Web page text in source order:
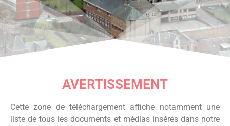
AVERTISSEMENT
Cette zone de téléchargement affiche notamment une
liste de tous les documents et médias insérés dans notre